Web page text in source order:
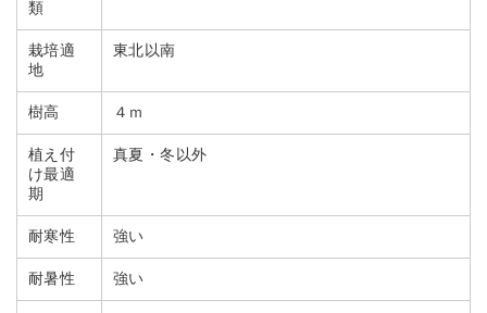
類
栽培適
地
東北以南
樹高 ４ｍ
植え付
け最適
期
真夏・冬以外
耐寒性 強い
耐暑性 強い